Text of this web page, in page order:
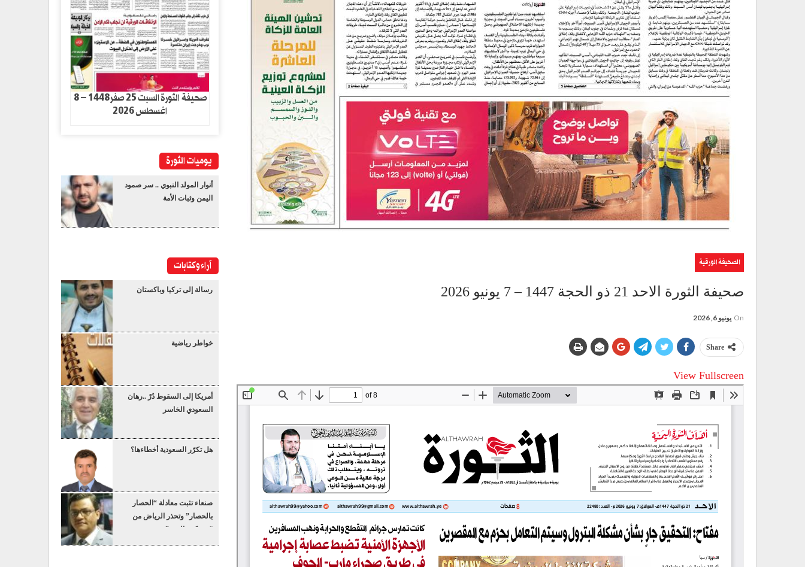
الصحيفة الورقية
صحيفة الثورة الاحد 21 ذو الحجة 1447 – 7 يونيو 2026
On يونيو 6, 2026
Share
View Fullscreen
صحيفة الثورة السبت 25 صفر1448 – 8
اغسطس 2026
يوميات الثورة
أنوار المولد النبوي .. سر صمود
اليمن وثبات الأمة
آراء وكتابات
رسالة إلى تركيا وباكستان
خواطر رياضية
أمريكا إلى السقوط دُرْ ..رهان
السعودي الخاسر
هل تكرّر السعودية أخطاءها؟
صنعاء تثبت معادلة “الحصار
بالحصار” وتحذر الرياض من
“عسكرة البحر”